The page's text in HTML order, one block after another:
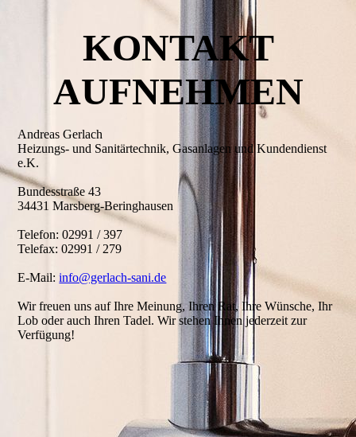
KONTAKT
AUFNEHMEN
Andreas Gerlach
Heizungs- und Sanitärtechnik, Gasanlagen und Kundendienst
e.K.
Bundesstraße 43
34431 Marsberg-Beringhausen
Telefon: 02991 / 397
Telefax: 02991 / 279
E-Mail:info@gerlach-sani.de
Wir freuen uns auf Ihre Meinung, Ihren Rat, Ihre Wünsche, Ihr
Lob oder auch Ihren Tadel. Wir stehen Ihnen jederzeit zur
Verfügung!